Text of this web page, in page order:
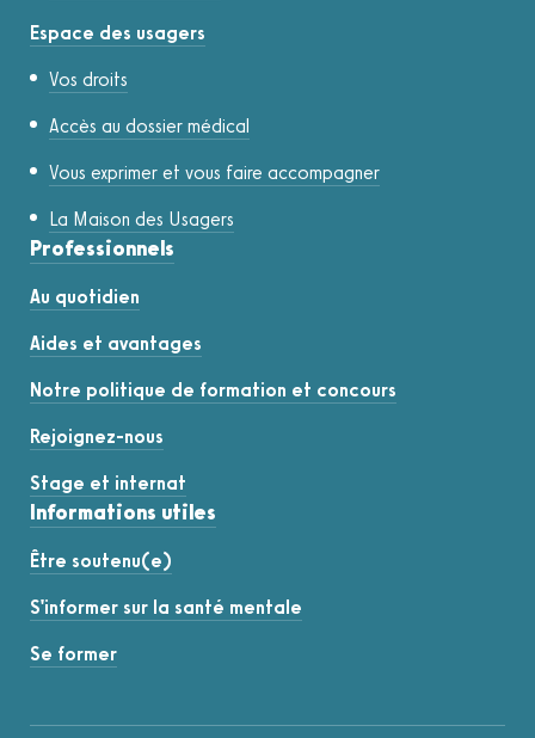
Espace des usagers
Vos droits
Accès au dossier médical
Vous exprimer et vous faire accompagner
La Maison des Usagers
Professionnels
Au quotidien
Aides et avantages
Notre politique de formation et concours
Rejoignez-nous
Stage et internat
Informations utiles
Être soutenu(e)
S'informer sur la santé mentale
Se former